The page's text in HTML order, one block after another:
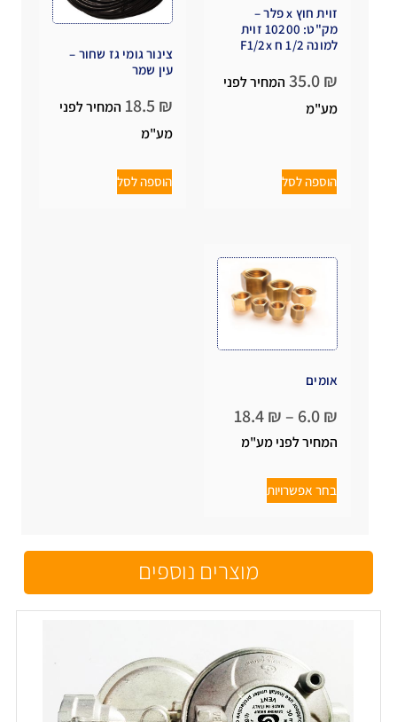
זוית חוץ x פלר –
מק"ט: 10200 זוית
למונה 1/2 ח F1/2x
₪
המחיר לפני
מע"מ
הוספה לסל
צינור גומי גז שחור –
עין שמר
₪
המחיר לפני
מע"מ
הוספה לסל
אומים
₪
–
₪
המחיר לפני מע"מ
בחר אפשרויות
מוצרים נוספים